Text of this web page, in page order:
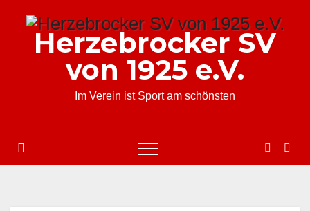
springenHerzebrocker SV
von 1925 e.V.
Im Verein ist Sport am schönsten